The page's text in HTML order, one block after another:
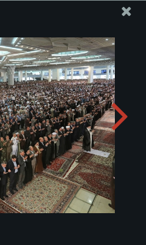
عید الفطر، نماز عید رہبر